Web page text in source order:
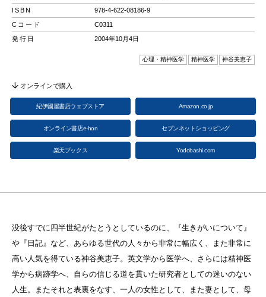
ISBN
978-4-622-08186-9
Cコード
C0311
発行日
2004年10月4日
心理・精神医学 精神医学 神谷美恵子
オンラインで購入
紀伊國屋書店ウェブストア Amazon.co.jp
オンライン書店e-hon セブンネットショッピング
楽天ブックス Yodobashi.com
没後すでに四半世紀がたとうとしているのに、『生きがいについて』
や『日記』など、あらゆる世代の人々から非常に幅広く、また非常に
高い人気を得ている神谷美恵子。英文学から医学へ、さらには精神医
学から病跡学へ、自らの信じる道を貫いた研究者としての迷いのない
人生。またそれと表裏をなす、一人の女性として、また妻として、母